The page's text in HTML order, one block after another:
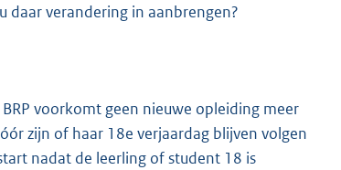
daar verandering in aanbrengen?
voorkomt geen nieuwe opleiding meer
zijn of haar 18e verjaardag blijven volgen
nadat de leerling of student 18 is